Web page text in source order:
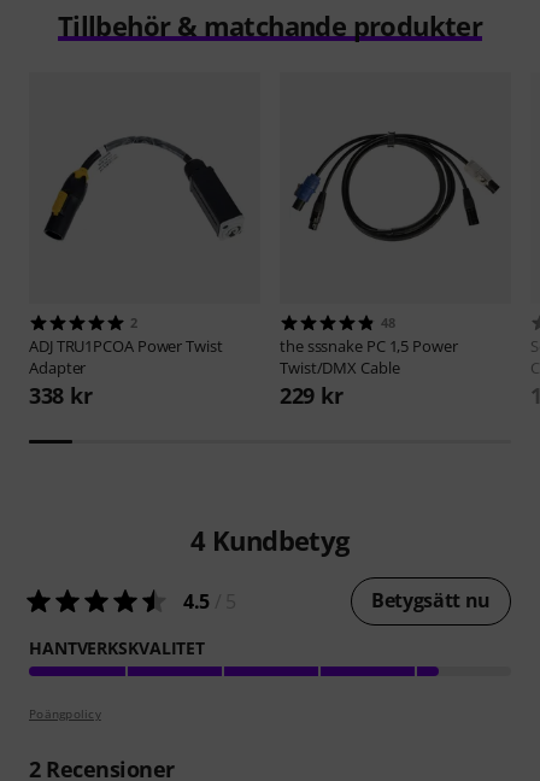
Tillbehör & matchande produkter
2
ADJ TRU1PCOA Power Twist
Adapter
338 kr
48
the sssnake PC 1,5 Power
Twist/DMX Cable
229 kr
4 Kundbetyg
4.5 Betygsätt nu
HANTVERKSKVALITET
Poängpolicy
2Recensioner